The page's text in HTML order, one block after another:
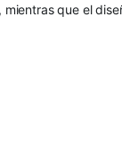
que el